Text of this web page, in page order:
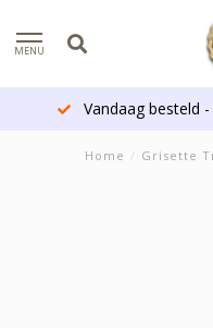
MENU
Vandaag besteld
Home / Grisette